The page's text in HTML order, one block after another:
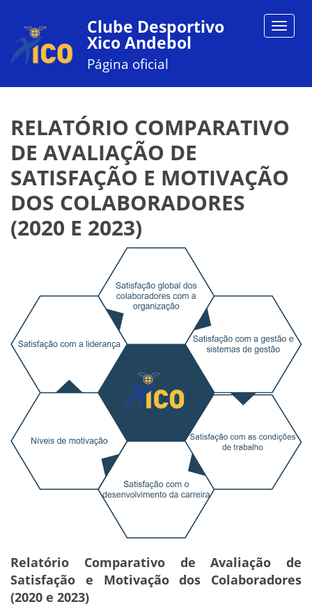
Toggle
Clube Desportivo
Xico Andebol
Página oficial
RELATÓRIO COMPARATIVO
DE AVALIAÇÃO DE
SATISFAÇÃO E MOTIVAÇÃO
DOS COLABORADORES
(2020 E 2023)
Relatório Comparativo de Avaliação de
Satisfação e Motivação dos Colaboradores
(2020 e 2023)